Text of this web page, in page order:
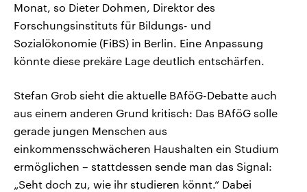
Monat, so Dieter Dohmen, Direktor des
Forschungsinstituts für Bildungs- und
Sozialökonomie (FiBS) in Berlin. Eine Anpassung
könnte diese prekäre Lage deutlich entschärfen.
Stefan Grob sieht die aktuelle BAföG-Debatte auch
aus einem anderen Grund kritisch: Das BAföG solle
gerade jungen Menschen aus
einkommensschwächeren Haushalten ein Studium
ermöglichen – stattdessen sende man das Signal:
„Seht doch zu, wie ihr studieren könnt.“ Dabei